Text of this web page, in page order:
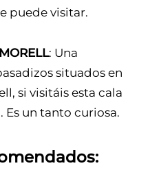
puede visitar.
: Una
situados en
si visitáis esta cala
Es un tanto curiosa.